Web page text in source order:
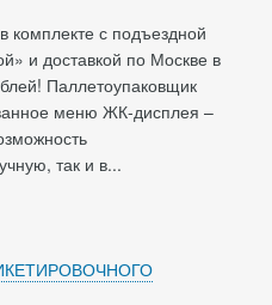
комплекте с подъездной
и доставкой по Москве в
Паллетоупаковщик
меню ЖК-дисплея –
так и в...